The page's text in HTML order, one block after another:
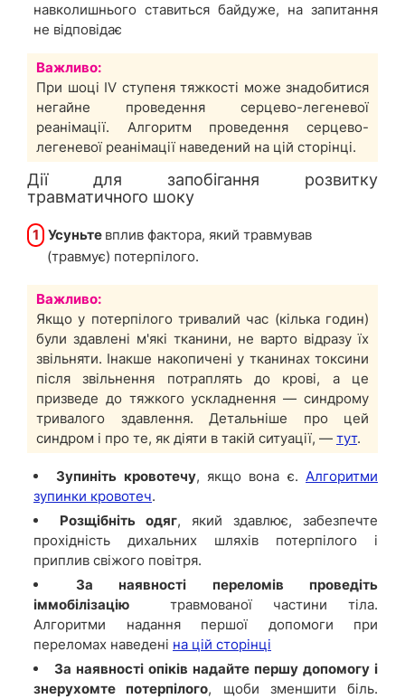
навколишнього ставиться байдуже, на запитання
не відповідає
Важливо:
При шоці IV ступеня тяжкості може знадобитися
негайне проведення серцево-легеневої
реанімації. Алгоритм проведення серцево-
легеневої реанімації наведений на цій сторінці.
Дії для запобігання розвитку
травматичного шоку
1 Усуньте вплив фактора, який травмував
(травмує) потерпілого.
Важливо:
Якщо у потерпілого тривалий час (кілька годин)
були здавлені м'які тканини, не варто відразу їх
звільняти. Інакше накопичені у тканинах токсини
після звільнення потраплять до крові, а це
призведе до тяжкого ускладнення — синдрому
тривалого здавлення. Детальніше про цей
синдром і про те, як діяти в такій ситуації, — тут.
Зупиніть кровотечу, якщо вона є.Алгоритми
зупинки кровотеч.
Розщібніть одяг, який здавлює, забезпечте
прохідність дихальних шляхів потерпілого і
приплив свіжого повітря.
За наявності переломів проведіть
іммобілізацію
травмованої частини тіла.
Алгоритми надання першої допомоги при
переломах наведені на цій сторінці
За наявності опіків надайте першу допомогу і
знерухомте потерпілого, щоби зменшити біль.